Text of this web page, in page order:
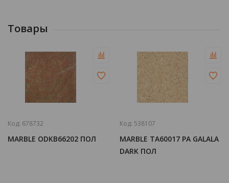
Товары
Код: 678732
MARBLE ODKB66202 ПОЛ
Код: 538107
MARBLE TA60017 PA GALALA
DARK ПОЛ